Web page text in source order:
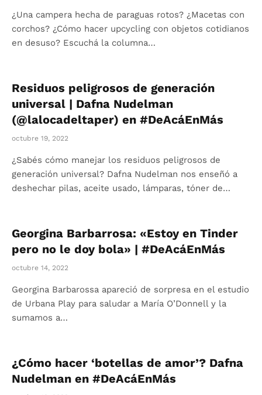
¿Una campera hecha de paraguas rotos? ¿Macetas con
corchos? ¿Cómo hacer upcycling con objetos cotidianos
en desuso? Escuchá la columna…
Residuos peligrosos de generación
universal | Dafna Nudelman
(@lalocadeltaper) en #DeAcáEnMás
octubre 19, 2022
¿Sabés cómo manejar los residuos peligrosos de
generación universal? Dafna Nudelman nos enseñó a
deshechar pilas, aceite usado, lámparas, tóner de…
Georgina Barbarrosa: «Estoy en Tinder
pero no le doy bola» | #DeAcáEnMás
octubre 14, 2022
Georgina Barbarossa apareció de sorpresa en el estudio
de Urbana Play para saludar a María O’Donnell y la
sumamos a…
¿Cómo hacer ‘botellas de amor’? Dafna
Nudelman en #DeAcáEnMás